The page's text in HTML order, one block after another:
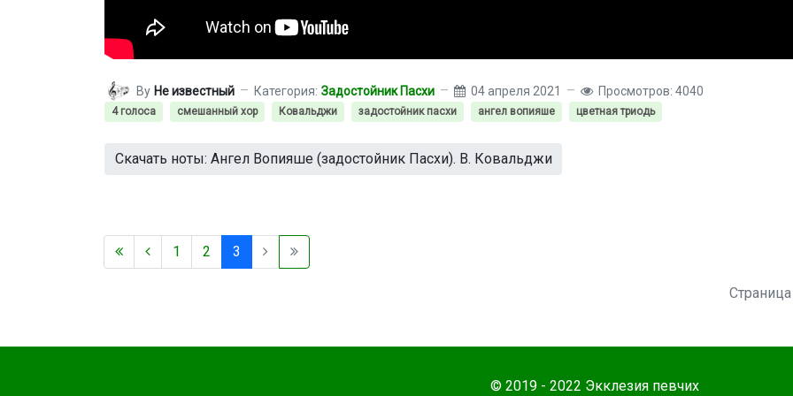
By Не известный Категория: Задостойник Пасхи 04 апреля 2021 Просмотров: 4040
4 голоса смешанный хор Ковальджи задостойник пасхи ангел вопияше цветная триодь
Скачать ноты: Ангел Вопияше (задостойник Пасхи). В. Ковальджи
1 2 3
© 2019 - 2022 Экклезия певчих